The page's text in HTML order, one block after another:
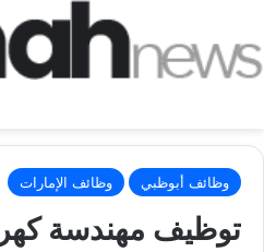
وظائف أبوظبي وظائف الإمارات